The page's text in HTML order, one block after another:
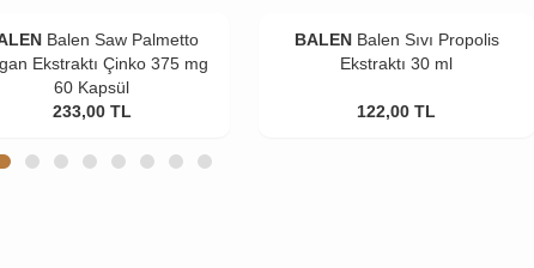
Balen Saw Palmetto
Ekstraktı Çinko 375 mg
60 Kapsül
233,00 TL
BALEN Balen Sıvı Propolis
Ekstraktı 30 ml
122,00 TL